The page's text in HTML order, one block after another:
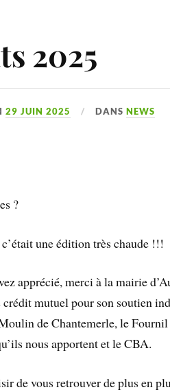
2025
29 JUIN 2025 DANSNEWS
?
une édition très chaude !!!
apprécié, merci à la mairie
crédit mutuel pour son soutien
de Chantemerle, le
nous apportent et le CBA.
de vous retrouver de plus en